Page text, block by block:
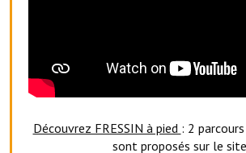
La société de chasse
Le sport au foyer rural
Découvrez FRESSIN à pied : 2
sont proposés sur le site